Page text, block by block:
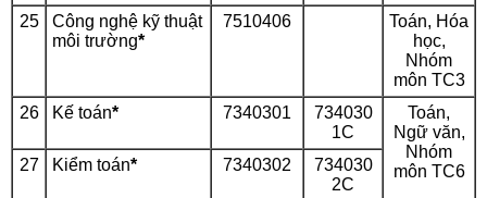
25
Công nghệ kỹ thuật
môi trường*
7510406
Toán, Hóa
học,
Nhóm
môn TC3
26
Kế toán* 7340301
734030
1C
Toán,
Ngữ văn,
Nhóm
môn TC6
27 Kiểm toán* 7340302
734030
2C